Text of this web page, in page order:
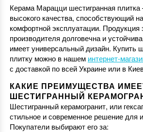
Керама Марацци шестигранная плитка
высокого качества, способствующий
комфортной эксплуатации. Продукция
производителя долговечна и
имеет универсальный дизайн. Купить
плитку можно в нашем интернет-
с доставкой по всей Украине или в
КАКИЕ ПРЕИМУЩЕСТВА
ШЕСТИГРАННЫЙ
Шестигранный керамогранит, или
стильное и современное решение для
Покупатели выбирают его за: